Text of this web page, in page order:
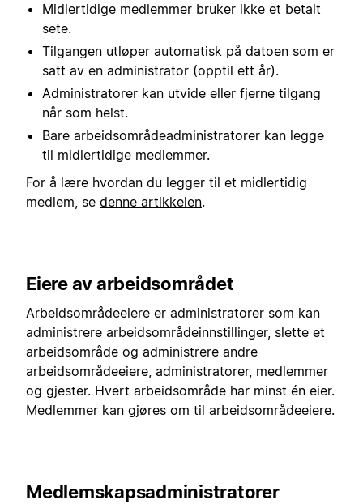
Midlertidige medlemmer bruker ikke et betalt
sete.
Tilgangen utløper automatisk på datoen som er
satt av en administrator (opptil ett år).
Administratorer kan utvide eller fjerne tilgang
når som helst.
Bare arbeidsområdeadministratorer kan legge
til midlertidige medlemmer.
For å lære hvordan du legger til et midlertidig
medlem, se denne artikkelen.
Eiere av arbeidsområdet
Arbeidsområdeeiere er administratorer som kan
administrere arbeidsområdeinnstillinger, slette et
arbeidsområde og administrere andre
arbeidsområdeeiere, administratorer, medlemmer
og gjester. Hvert arbeidsområde har minst én eier.
Medlemmer kan gjøres om til arbeidsområdeeiere.
Medlemskapsadministratorer